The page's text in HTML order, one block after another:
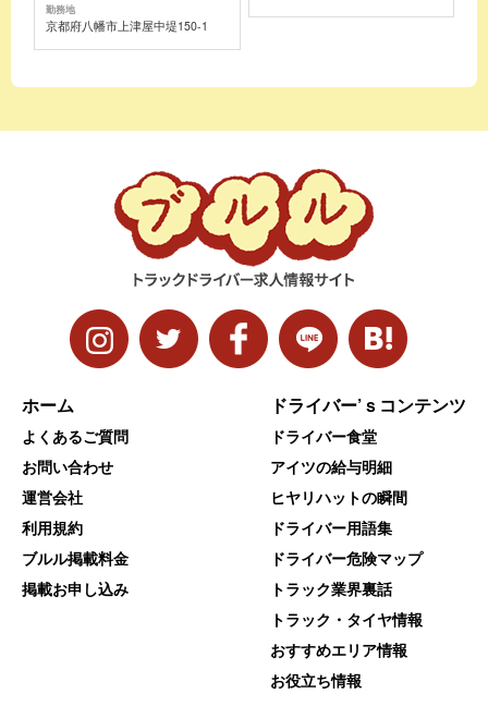
勤務地
京都府八幡市上津屋中堤150-1
ホーム
よくあるご質問
お問い合わせ
運営会社
利用規約
ブルル掲載料金
掲載お申し込み
ドライバー’ｓコンテンツ
ドライバー食堂
アイツの給与明細
ヒヤリハットの瞬間
ドライバー用語集
ドライバー危険マップ
トラック業界裏話
トラック・タイヤ情報
おすすめエリア情報
お役立ち情報